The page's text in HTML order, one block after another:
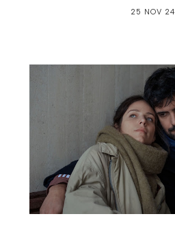
25 NOV 24